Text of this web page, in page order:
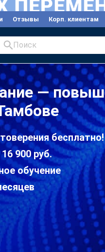
Отзывы Корп. клиентам
Поиск
—
бесплатно!
900 руб.
обучение